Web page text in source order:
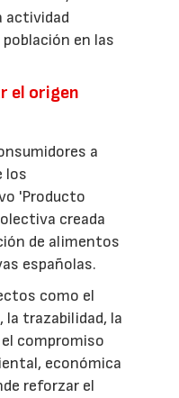
actividad
en las
el origen
a
los
'Producto
creada
de alimentos
españolas.
como el
la trazabilidad, la
compromiso
económica
reforzar el